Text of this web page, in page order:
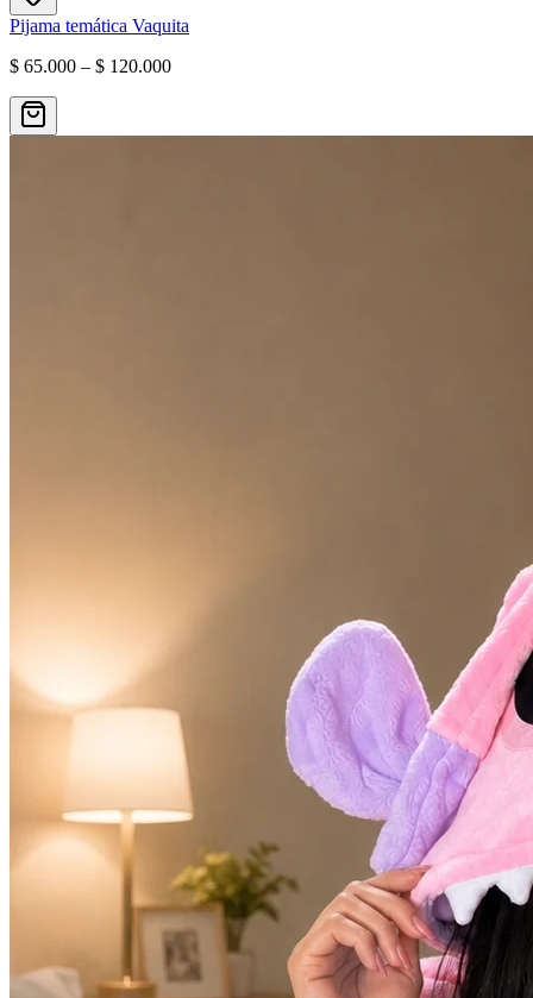
Pijama temática Vaquita
$ 65.000 – $ 120.000